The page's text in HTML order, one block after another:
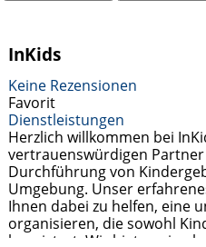
InKids
Keine Rezensionen
Favorit
Dienstleistungen
Herzlich willkommen bei
vertrauenswürdigen
Durchführung von
Umgebung. Unser
Ihnen dabei zu helfen, eine
organisieren, die sowohl
begeistert. Wir bieten eine